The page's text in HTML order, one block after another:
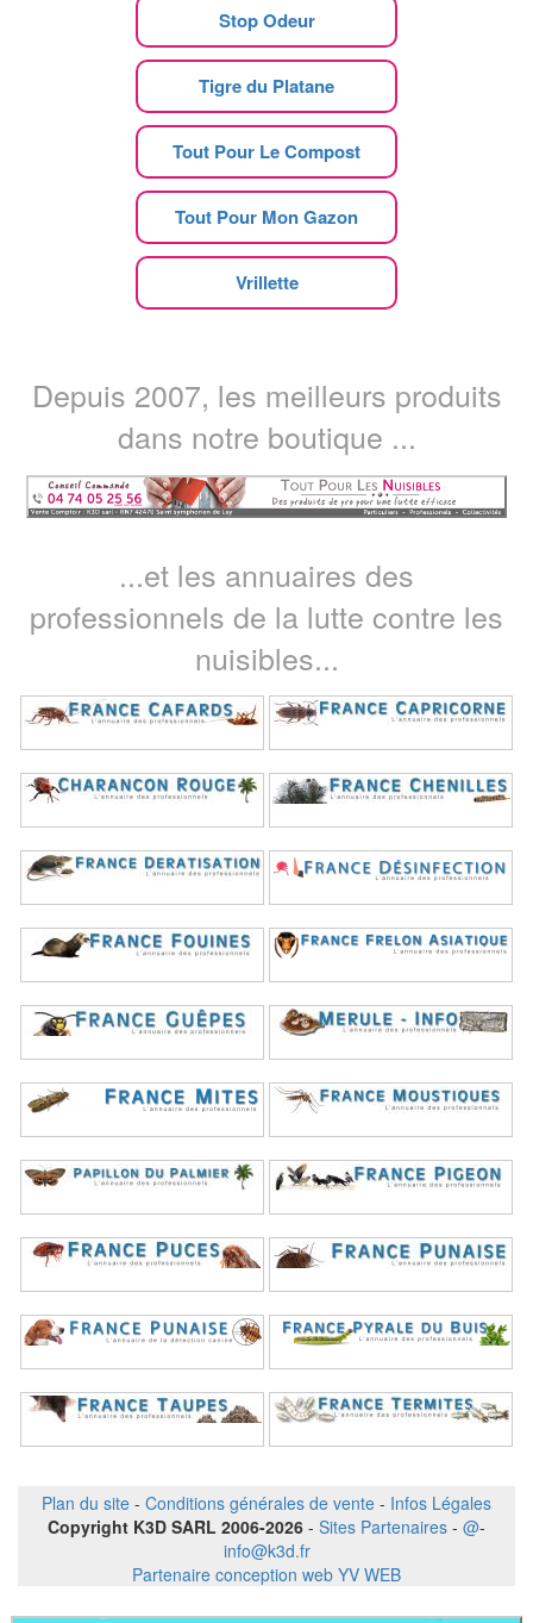
Stop Odeur
Tigre du Platane
Tout Pour Le Compost
Tout Pour Mon Gazon
Vrillette
Depuis 2007, les meilleurs produits
dans notre boutique ...
...et les annuaires des
professionnels de la lutte contre les
nuisibles...
Plan du site - Conditions générales de vente - Infos Légales
Copyright K3D SARL 2006-2026 - Sites Partenaires - @-
info@k3d.fr
Partenaire conception web YV WEB